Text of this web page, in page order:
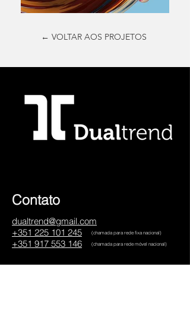
← VOLTAR AOS PROJETOS
Contato
dualtrend@gmail.com
+351 225 101 245
+351 917 553 146
(chamada para rede fixa nacional)
(chamada para rede móvel nacional)